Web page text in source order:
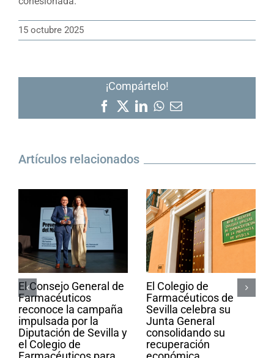
15 octubre 2025
¡Compártelo!
Facebook
X LinkedIn
WhatsApp
Correo
electrónico
Artículos relacionados
El Consejo General de
Farmacéuticos
reconoce la campaña
impulsada por la
Diputación de Sevilla y
el Colegio de
El Colegio de
Farmacéuticos de
Sevilla celebra su
Junta General
consolidando su
recuperación